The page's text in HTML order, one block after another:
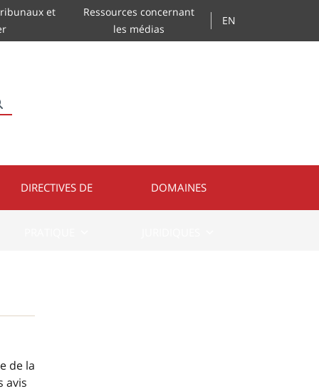
et
Ressources concernant
les médias
EN
DIRECTIVES DE DOMAINES
de la
avis